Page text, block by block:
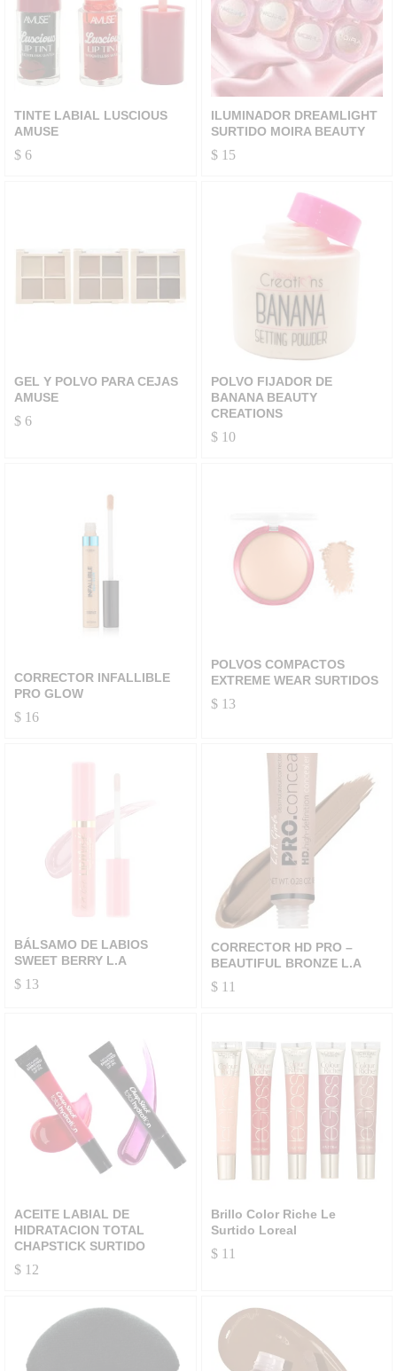
TINTE LABIAL LUSCIOUS
AMUSE
$ 6
ILUMINADOR DREAMLIGHT
SURTIDO MOIRA BEAUTY
$15
GEL Y POLVO PARA CEJAS
AMUSE
$ 6
POLVO FIJADOR DE
BANANA BEAUTY
CREATIONS
$10
CORRECTOR INFALLIBLE
PRO GLOW
$ 16
POLVOS COMPACTOS
EXTREME WEAR SURTIDOS
$13
BÁLSAMO DE LABIOS
SWEET BERRY L.A
$ 13
CORRECTOR HD PRO –
BEAUTIFUL BRONZE L.A
$11
ACEITE LABIAL DE
HIDRATACION TOTAL
CHAPSTICK SURTIDO
$ 12
Brillo Color Riche Le
Surtido Loreal
$11